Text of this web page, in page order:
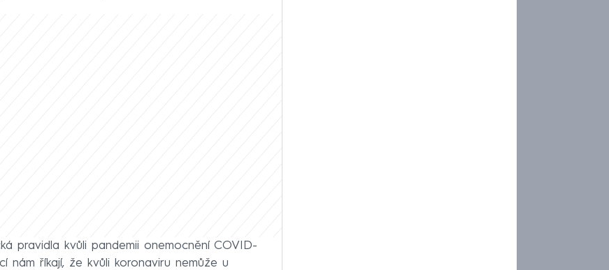
pravidla kvůli pandemii onemocnění COVID-
nám říkají, že kvůli koronaviru nemůže u